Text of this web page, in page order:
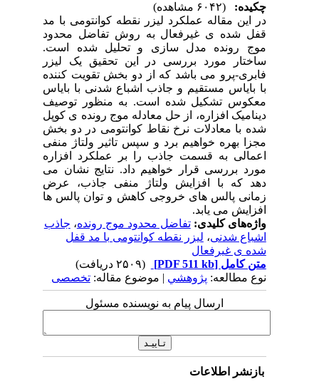
چکیده:
در این مقاله عملکرد لیزر نقطه کوانتومی با مد
قفل شده ی غیرفعال به روش تفاضل محدود
موج رونده مدل سازی و تحلیل شده است.
ساختار مورد بررسی در این تحقیق یک لیزر
فابری-پرو می باشد که از دو بخش تقویت کننده
با بایاس مستقیم و جاذب اشباع شدنی با بایاس
معکوس تشکیل شده است. به منظور توصیف
دینامیک افزاره، از حل معادله موج رونده ی کوپل
شده با معادلات نرخ نقاط کوانتومی در دو بخش
مجزا بهره خواهیم برد و سپس تاثیر ولتاژ منفی
اعمالی به قسمت جاذب را بر عملکرد افزاره
مورد بررسی قرار خواهیم داد. نتایج نشان می
دهد که با افزایش ولتاژ منفی جاذب، عرض
زمانی پالس های خروجی کاهش و توان پالس ها
افزایش می یابد.
واژه‌های کلیدی:تفاضل محدود موج رونده،جاذب
اشباع شدنی،لیزر نقطه کوانتومی با مد قفل
شده ی غیرفعال
متن کامل[PDF 511 kb]
نوع مطالعه:پژوهشي| موضوع مقاله:تخصصی
ارسال پیام به نویسنده مسئول
بازنشر اطلاعات